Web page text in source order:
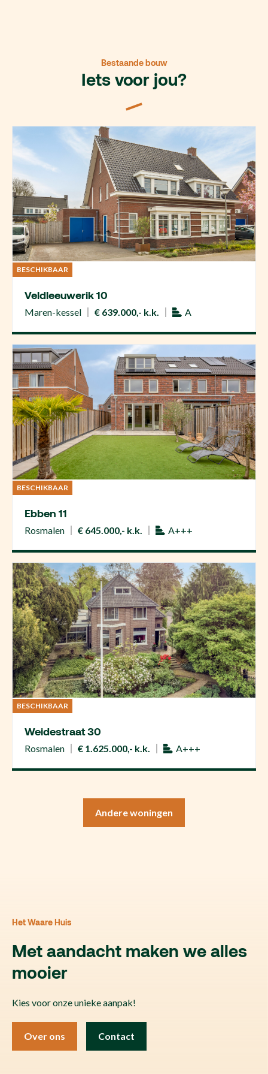
Bestaande bouw
Iets voor jou?
BESCHIKBAAR
Veldleeuwerik 10
Maren-kessel € 639.000,- k.k. A
BESCHIKBAAR
Ebben 11
Rosmalen € 645.000,- k.k. A+++
BESCHIKBAAR
Weidestraat 30
Rosmalen € 1.625.000,- k.k. A+++
Andere woningen
Het Waare Huis
Met aandacht maken we alles
mooier
Kies voor onze unieke aanpak!
Over ons Contact